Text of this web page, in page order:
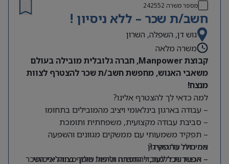
מספר משרה 242552
חשב/ת שכר – ללא ניסיון !
גוש דן, השפלה, השרון
משרה מלאה
קבוצת Manpower, חברה גלובלית מובילה בעולם
משאבי האנוש, מחפשת חשב/ת שכר להצטרף לצוות
מנצח!
למה כדאי לך להצטרף אלינו?
– עבודה בארגון בינלאומי ויציב מהמובילים בתחומו
– סביבת עבודה מקצועית, משפחתית ותומכת
– תפקיד משמעותי עם ממשקים מגוונים והשפעה
אמיתית על הארגון
– אפשרות ללמוד, להתפתח ולהיות חלק מצוות איכותי
מה כולל התפקיד?
– הכנת שכר לעובדי החברה וטיפול שוטף בתהליכי השכר